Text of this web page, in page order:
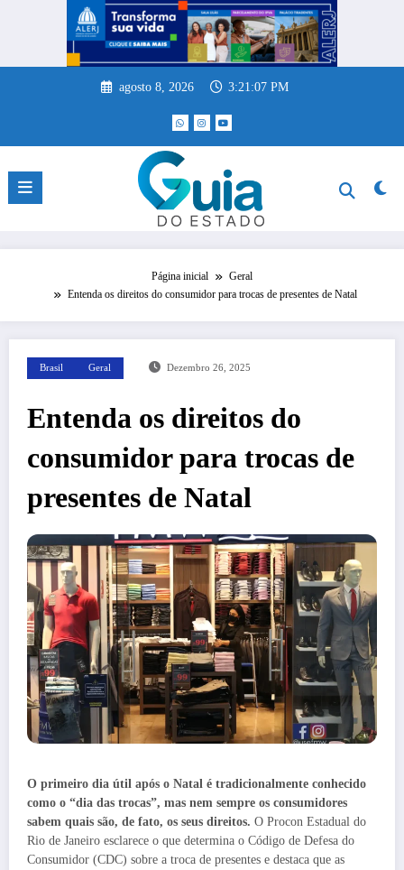
agosto 8, 2026 3:21:07 PM
Página inicial
Geral
Entenda os direitos do consumidor para trocas de presentes de Natal
Brasil Geral Dezembro 26, 2025
Entenda os direitos do
consumidor para trocas de
presentes de Natal
O primeiro dia útil após o Natal é tradicionalmente conhecido
como o “dia das trocas”, mas nem sempre os consumidores
sabem quais são, de fato, os seus direitos. O Procon Estadual do
Rio de Janeiro esclarece o que determina o Código de Defesa do
Consumidor (CDC) sobre a troca de presentes e destaca que as